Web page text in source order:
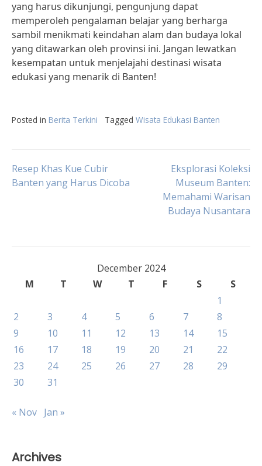
yang harus dikunjungi, pengunjung dapat
memperoleh pengalaman belajar yang berharga
sambil menikmati keindahan alam dan budaya lokal
yang ditawarkan oleh provinsi ini. Jangan lewatkan
kesempatan untuk menjelajahi destinasi wisata
edukasi yang menarik di Banten!
Posted in Berita Terkini Tagged Wisata Edukasi Banten
Post
Resep Khas Kue Cubir
Banten yang Harus Dicoba
Eksplorasi Koleksi
Museum Banten:
Memahami Warisan
Budaya Nusantara
December 2024
M
T W T F S
S
1
2
3 4 5 6 7
8
9
10 11 12 13 14
15
16
17 18 19 20 21
22
23
24 25 26 27 28
29
30
31
« Nov Jan »
Archives